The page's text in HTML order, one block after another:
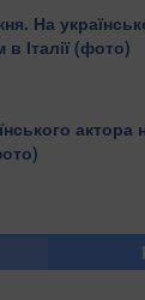
На
в Італії (фото)
актора